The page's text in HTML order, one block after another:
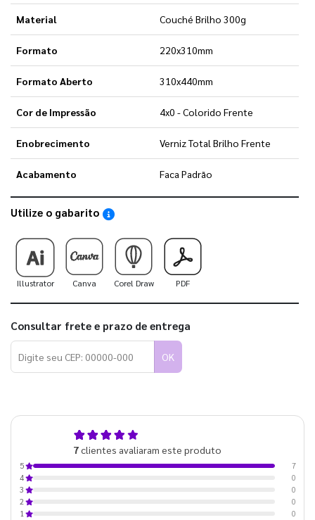
Material Couché Brilho 300g
Formato 220x310mm
Formato Aberto 310x440mm
Cor de Impressão 4x0 - Colorido Frente
Enobrecimento Verniz Total Brilho Frente
Acabamento Faca Padrão
Utilize o gabarito Saiba como utilizar os nossos gabaritos
Illustrator Canva Corel Draw PDF
Consultar frete e prazo de entrega
OK
7clientes avaliaram este produto
5
7
4
0
3
0
2
0
1
0